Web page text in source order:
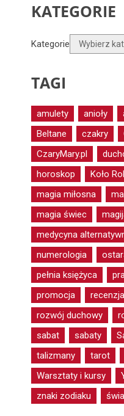
KATEGORIE
Kategorie
TAGI
amulety anioły
Beltane
czakry
CzaryMary.pl
horoskop
Koło
magia miłosna
magia świec
medycyna
numerologia
pełnia księżyca
promocja
rozwój duchowy
sabat
sabaty
talizmany
tarot
Warsztaty i kursy
znaki zodiaku